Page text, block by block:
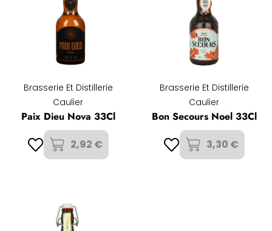
Brasserie Et Distillerie
Caulier
Paix Dieu Nova 33Cl
2,92 €
Brasserie Et Distillerie
Caulier
Bon Secours Noel 33Cl
3,30 €